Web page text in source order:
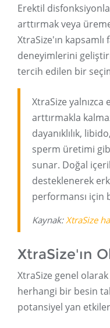
Erektil
arttırmak veya
XtraSize'ın
deneyimlerini
tercih edilen bir
XtraSize
arttırmakla
dayanıklılık,
sperm üretimi
sunar. Doğal
desteklenerek
performansı için
Kaynak:XtraSize
XtraSize'ın
XtraSize genel
herhangi bir besin
potansiyel yan